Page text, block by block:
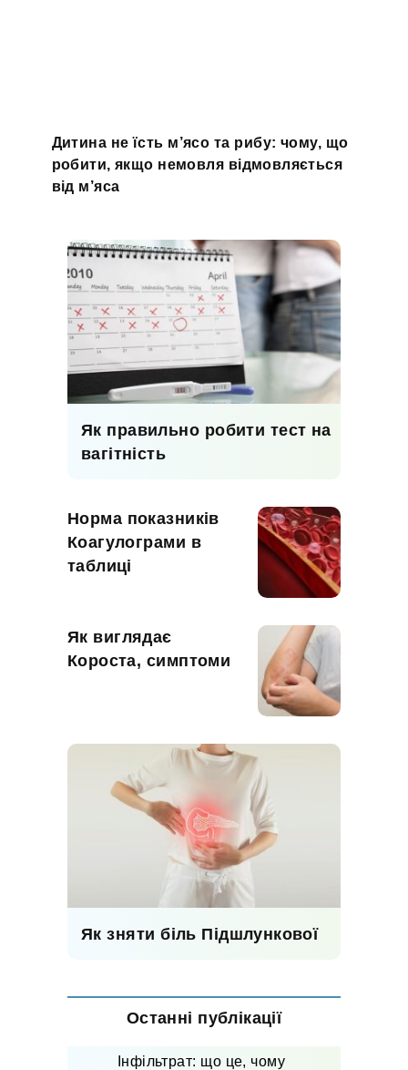
Дитина не їсть м’ясо та рибу: чому, що
робити, якщо немовля відмовляється
від м’яса
Як правильно робити тест на
вагітність
Норма показників
Коагулограми в
таблиці
Як виглядає
Короста, симптоми
Як зняти біль Підшлункової
Останні публікації
Інфільтрат: що це, чому